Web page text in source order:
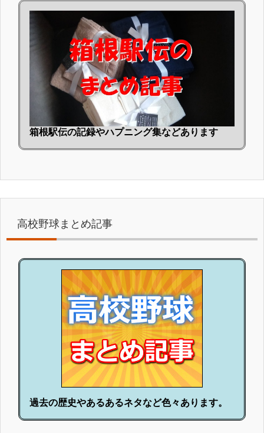
箱根駅伝の記録やハプニング集などあります
高校野球まとめ記事
過去の歴史やあるあるネタなど色々あります。